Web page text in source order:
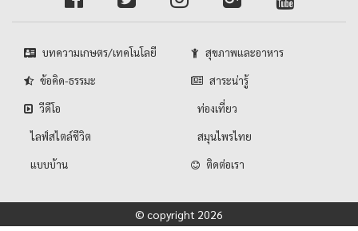
บทความเกษตร/เทคโนโลยี สุขภาพและอาหาร
ข้อคิด-ธรรมะ สาระน่ารู้
วีดีโอ ท่องเที่ยว
ไลฟ์สไตล์ชีวิต สมุนไพรไทย
แบบบ้าน ติดต่อเรา
© copyright 2026